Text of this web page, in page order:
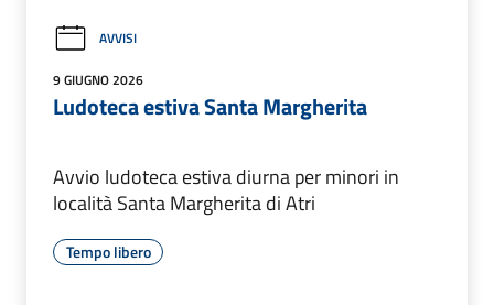
AVVISI
9 GIUGNO 2026
Ludoteca estiva Santa Margherita
Avvio ludoteca estiva diurna per minori in
località Santa Margherita di Atri
Tempo libero